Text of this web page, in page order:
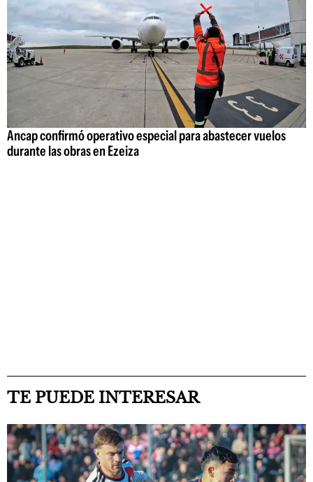
Ancap confirmó operativo especial para abastecer vuelos
durante las obras en Ezeiza
TE PUEDE INTERESAR